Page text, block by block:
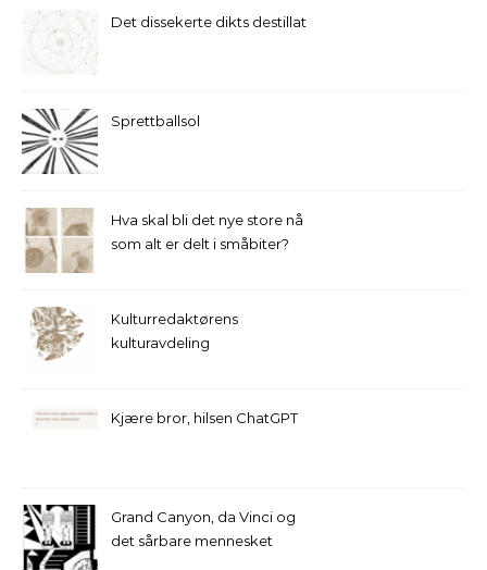
Det dissekerte dikts destillat
Sprettballsol
Hva skal bli det nye store nå
som alt er delt i småbiter?
Kulturredaktørens
kulturavdeling
Kjære bror, hilsen ChatGPT
Grand Canyon, da Vinci og
det sårbare mennesket